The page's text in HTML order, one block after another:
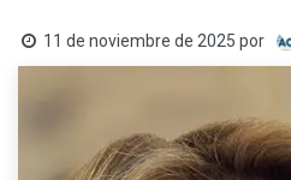
11 de noviembre de 2025 por